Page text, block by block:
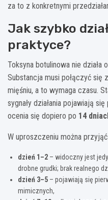
za to z konkretnymi
Jak szybko
praktyce?
Toksyna botulinowa nie działa
Substancja musi połączyć
mięśniu, a to wymaga czasu.
sygnały działania pojawiają się
ocenia się dopiero po 14
W uproszczeniu można
dzień 1–2 – widoczny jest
drobne grudki; brak realnego
dzień 3–5 – pojawiają się
mimicznych,